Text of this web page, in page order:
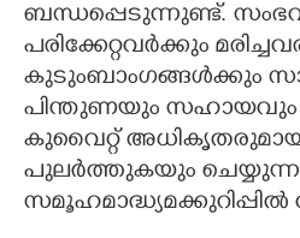
ബന്ധപ്പെടുന്നുണ്ട്.
പരിക്കേറ്റവർക്കും
കുടുംബാംഗങ്ങൾക്കും
പിന്തുണയും സഹായവും
കുവൈറ്റ്
പുലർത്തുകയും
സമൂഹമാദ്ധ്യമക്കുറിപ്പിൽ